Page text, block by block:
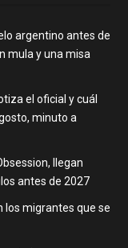
argentino antes de
mula y una misa
el oficial y cuál
minuto a
llegan
antes de 2027
los migrantes que se